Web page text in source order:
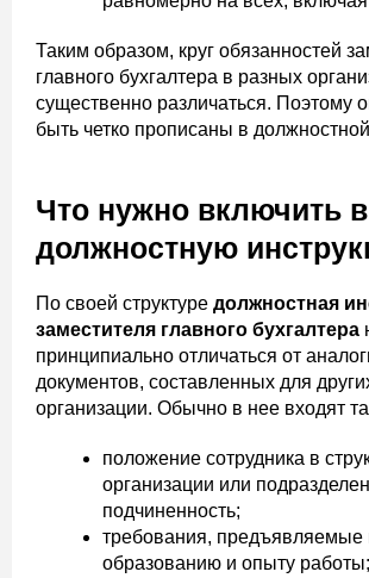
Таким образом, круг обязанностей
главного бухгалтера в разных
существенно различаться. Поэтому
быть четко прописаны в
Что нужно включить в
должностную
По своей структуре должностная
заместителя главного бухгалтера
принципиально отличаться от
документов, составленных для
организации. Обычно в нее входят
положение сотрудника в
организации или
подчиненность;
требования, предъявляемые
образованию и опыту работы;